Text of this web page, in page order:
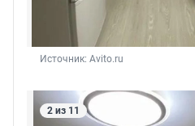
Источник: Avito.ru
2 из 11